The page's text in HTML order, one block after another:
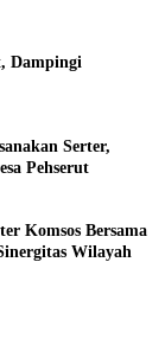
Dampingi
Serter,
Pehserut
Komsos Bersama
Wilayah